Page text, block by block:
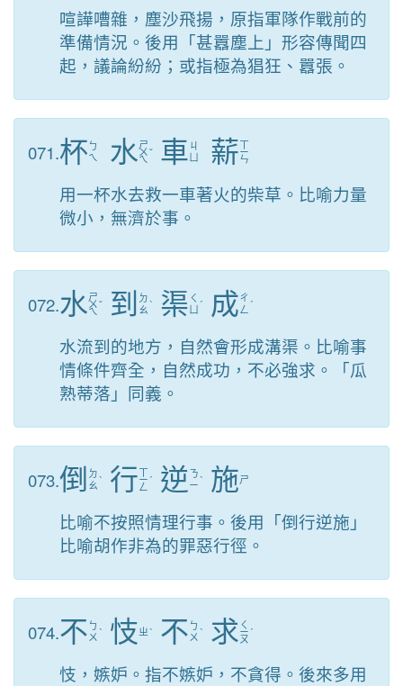
喧譁嘈雜，塵沙飛揚，原指軍隊作戰前的
準備情況。後用「甚囂塵上」形容傳聞四
起，議論紛紛；或指極為猖狂、囂張。
071.杯 ㄅ
ㄟ
水ㄕ
ㄨ
ㄟ
ˇ 車 ㄐ
薪ㄒ
ㄧ
ㄣ
用一杯水去救一車著火的柴草。比喻力量
微小，無濟於事。
072.水ㄕ
ㄨ
ㄟ
ˇ 到
ㄉ
ㄠˋ 渠 ㄑ
ˊ 成ㄔ
ㄥ ˊ
水流到的地方，自然會形成溝渠。比喻事
情條件齊全，自然成功，不必強求。「瓜
熟蒂落」同義。
073.倒
ㄉ
ㄠˋ 行ㄒ
ㄧ
ㄥ
ˊ 逆 ㄋ
ㄧˋ 施ㄕ
比喻不按照情理行事。後用「倒行逆施」
比喻胡作非為的罪惡行徑。
074.不 ㄅ
ㄨ ˋ 忮ㄓˋ 不 ㄅ
ㄨ ˋ 求 ㄑ
ㄧ
ㄡ
ˊ
忮，嫉妒。指不嫉妒，不貪得。後來多用